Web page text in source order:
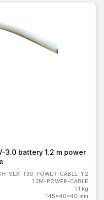
3.0 battery 1.2 m power
SLX-T30-POWER-CABLE-1.2
1.2M-POWER-CABLE
1.1 kg
145x40x40 mm